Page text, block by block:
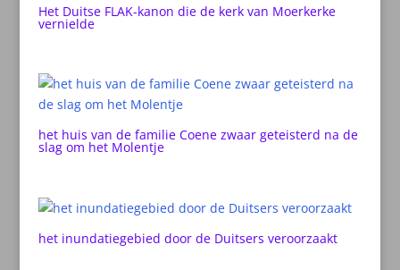
Het Duitse FLAK-kanon die de kerk van Moerkerke
vernielde
het huis van de familie Coene zwaar geteisterd na de
slag om het Molentje
het inundatiegebied door de Duitsers veroorzaakt